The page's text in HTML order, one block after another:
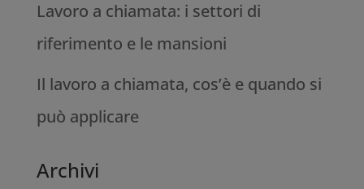
Lavoro a chiamata: i settori di
riferimento e le mansioni
Il lavoro a chiamata, cos’è e quando si
può applicare
Archivi